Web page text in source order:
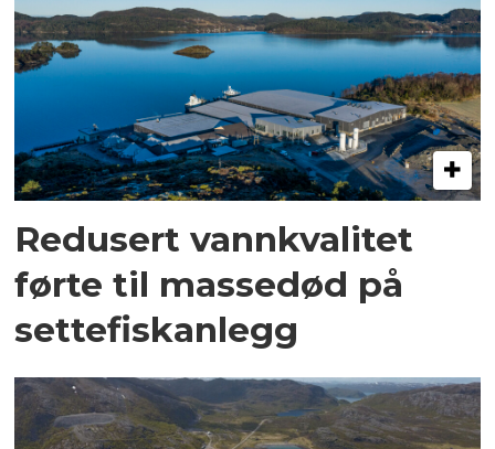
Redusert vannkvalitet
førte til massedød på
settefiskanlegg